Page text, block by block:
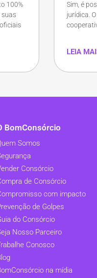
100%
suas
Sim, é
jurídica.
LEIA
BomConsórcio
Somos
Consórcio
de Consórcio
com impacto
de Golpes
do Consórcio
Nosso Parceiro
Conosco
na mídia